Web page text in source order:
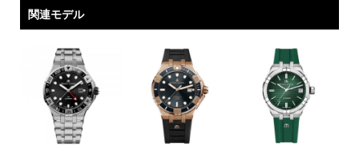
関連モデル